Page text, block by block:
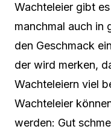
Wachteleier gibt
manchmal auch in
den Geschmack
der wird merken,
Wachteleiern viel
Wachteleier
werden: Gut